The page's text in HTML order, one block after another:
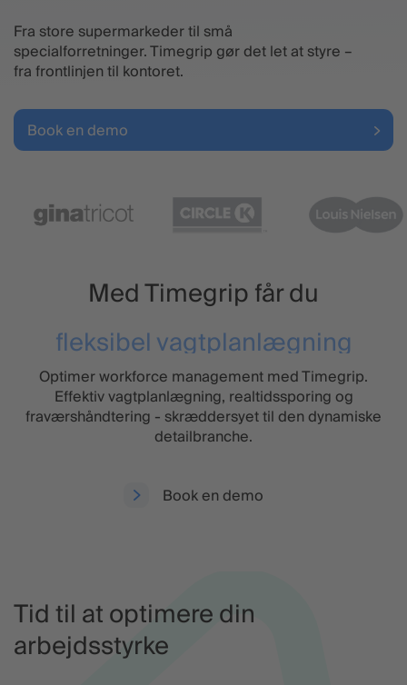
Fra store supermarkeder til små
specialforretninger. Timegrip gør det let at styre –
fra frontlinjen til kontoret.
Book en demo
Med Timegrip får du
fleksibel vagtplanlægning
Optimer workforce management med Timegrip.
Effektiv vagtplanlægning, realtidssporing og
fraværshåndtering - skræddersyet til den dynamiske
detailbranche.
Book en demo
Tid til at optimere din
arbejdsstyrke